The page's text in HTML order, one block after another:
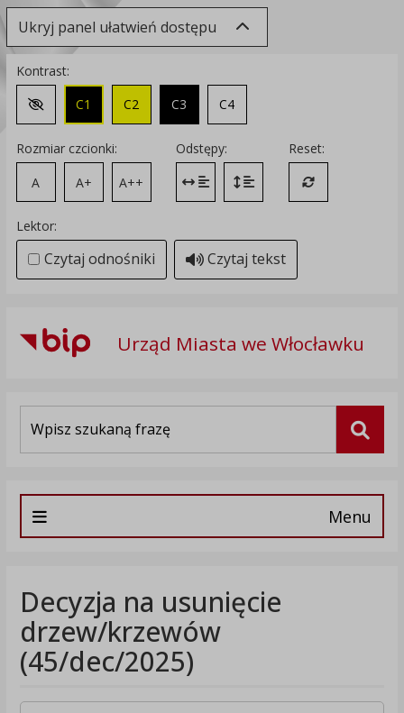
Ukryj panel ułatwień dostępu
Kontrast:
Zmień kontrast na domyślny
C1 C2 C3 C4
Rozmiar czcionki:
A
A+ A++
Odstępy:
Zmień odstęp między literami
Zmień interlinię i margines
Reset:
Przywróć
Lektor:
Czytaj odnośniki Czytaj tekst
Urząd Miasta we Włocławku
Menu
Decyzja na usunięcie
drzew/krzewów
(45/dec/2025)